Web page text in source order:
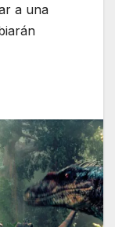
a una